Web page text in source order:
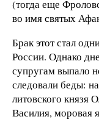
(тогда еще
во имя святых
Брак этот стал
России. Однако
супругам выпало
следовали беды:
литовского князя
Василия, моровая